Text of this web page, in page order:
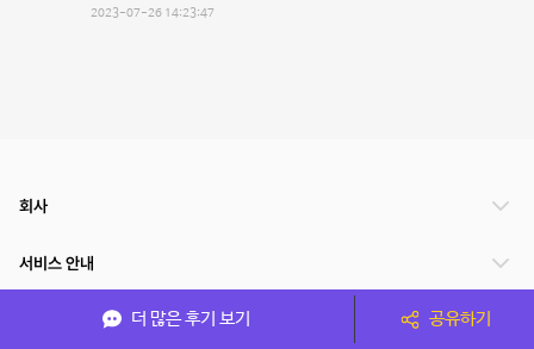
2023-07-26 14:23:47
더 많은 후기 보기 공유하기
회사
서비스 안내